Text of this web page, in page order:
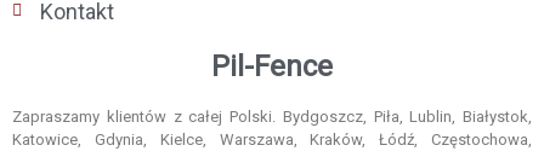
Kontakt
Pil-Fence
Zapraszamy klientów z całej Polski. Bydgoszcz, Piła, Lublin, Białystok,
Katowice, Gdynia, Kielce, Warszawa, Kraków, Łódź, Częstochowa,